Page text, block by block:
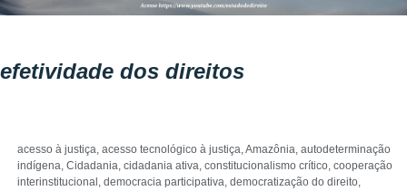
efetividade dos direitos
acesso à justiça, acesso tecnológico à justiça,Amazônia, autodeterminação
indígena, Cidadania, cidadania ativa, constitucionalismo crítico, cooperação
interinstitucional , democracia participativa, democratização do direito,